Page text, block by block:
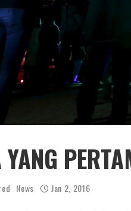
YANG
News Jan 2, 2016